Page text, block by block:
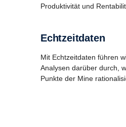
Produktivität und
Echtzeitdaten
Mit Echtzeitdaten führen
Analysen darüber durch,
Punkte der Mine